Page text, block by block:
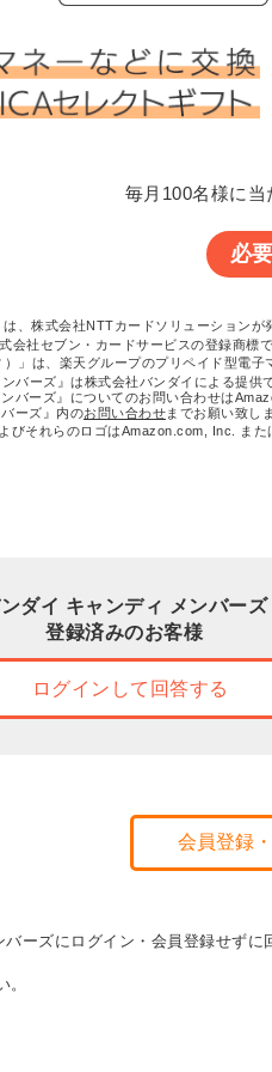
毎月100名様に
必
、株式会社NTTカードソリューションが
会社セブン・カードサービスの登録商標
」は、楽天グループのプリペイド型電子
バーズ』は株式会社バンダイによる提供
バーズ』についてのお問い合わせは
ーズ』内のお問い合わせまでお願い致し
びそれらのロゴはAmazon.com, Inc. また
ダイ キャンディ メンバーズ
登録済みのお客様
ログインして回答する
会員登録
ーズにログイン・会員登録せず